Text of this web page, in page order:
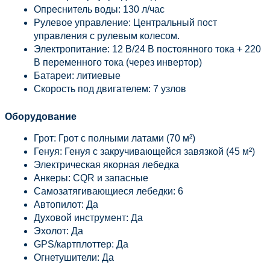
Опреснитель воды: 130 л/час
Рулевое управление: Центральный пост
управления с рулевым колесом.
Электропитание: 12 В/24 В постоянного тока + 220
В переменного тока (через инвертор)
Батареи: литиевые
Скорость под двигателем: 7 узлов
Оборудование
Грот: Грот с полными латами (70 м²)
Генуя: Генуя с закручивающейся завязкой (45 м²)
Электрическая якорная лебедка
Анкеры: CQR и запасные
Самозатягивающиеся лебедки: 6
Автопилот: Да
Духовой инструмент: Да
Эхолот: Да
GPS/картплоттер: Да
Огнетушители: Да